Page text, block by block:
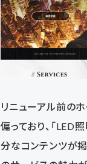
リニューアル前の
偏っており、「LED
分なコンテンツが